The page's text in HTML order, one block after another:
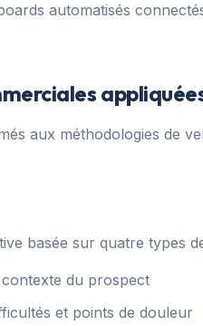
automatisés
aux méthodologies de
basée sur quatre types
du prospect
et points de douleur